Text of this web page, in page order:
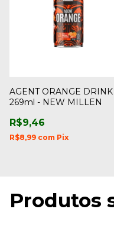
AGENT ORANGE DRINK
269ml - NEW MILLEN
R$9,46
R$8,99 com Pix
Produtos